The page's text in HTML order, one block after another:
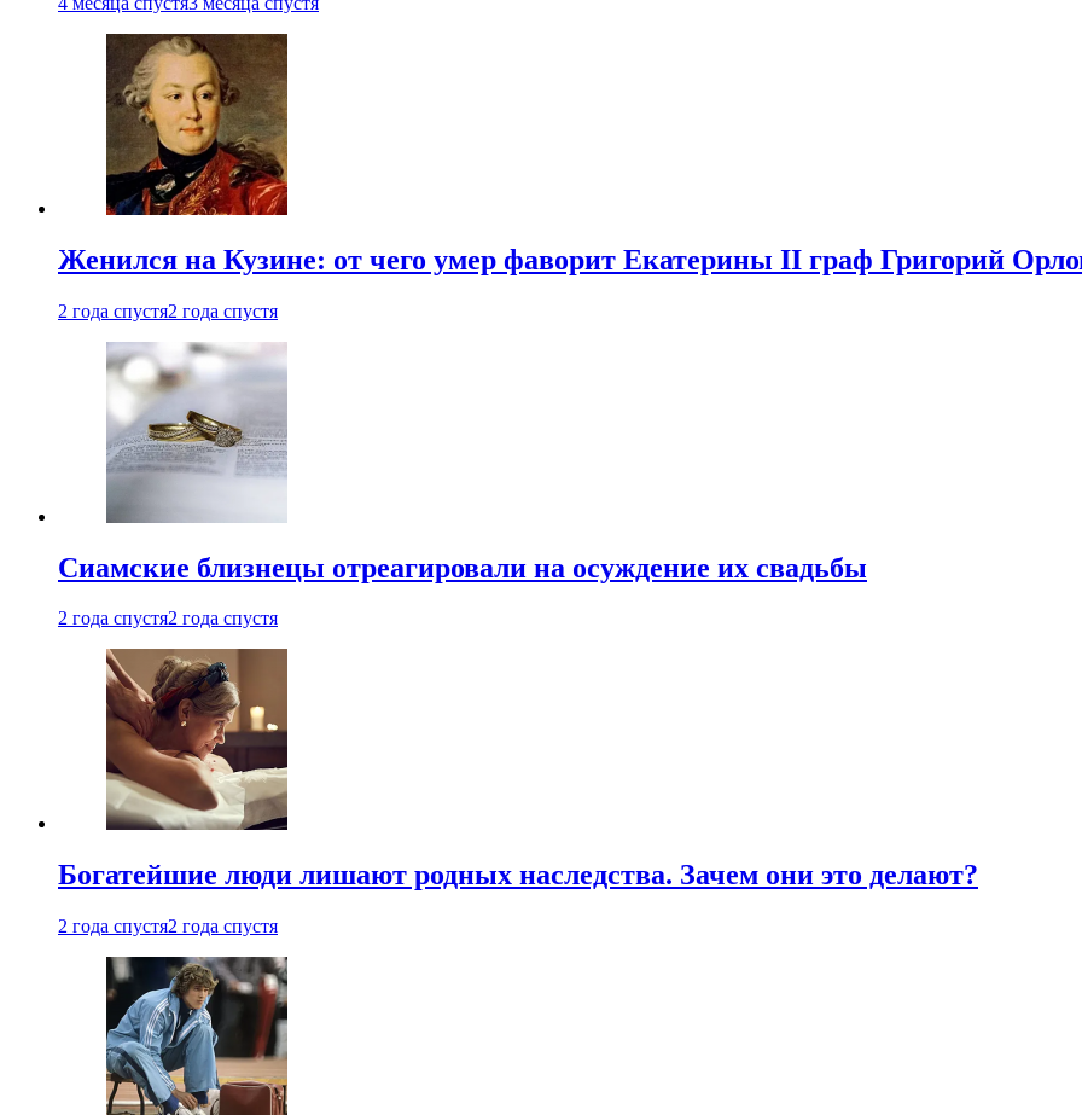
Женился на Кузине: от чего умер фаворит Екатерины II граф Григорий
2 года спустя2 года спустя
Cиамские близнецы отреагировали на осуждение их свадьбы
2 года спустя2 года спустя
Богатейшие люди лишают родных наследства. Зачем они это делают?
2 года спустя2 года спустя